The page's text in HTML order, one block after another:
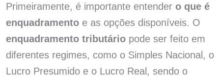
Primeiramente, é importante entender o que é
enquadramentoe as opções disponíveis. O
enquadramento tributáriopode ser feito em
diferentes regimes, como o Simples Nacional, o
Lucro Presumido e o Lucro Real, sendo o